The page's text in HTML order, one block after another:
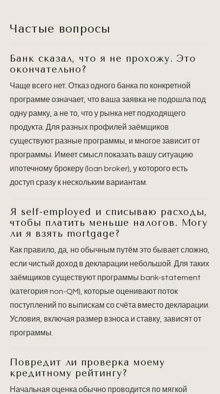
Частые вопросы
Банк сказал, что я не прохожу. Это
окончательно?
Чаще всего нет. Отказ одного банка по конкретной
программе означает, что ваша заявка не подошла под
одну рамку, а не то, что у рынка нет подходящего
продукта. Для разных профилей заёмщиков
существуют разные программы, и многое зависит от
программы. Имеет смысл показать вашу ситуацию
ипотечному брокеру (loan broker), у которого есть
доступ сразу к нескольким вариантам.
Я self-employed и списываю расходы,
чтобы платить меньше налогов. Могу
ли я взять mortgage?
Как правило, да, но обычным путём это бывает сложно,
если чистый доход в декларации небольшой. Для таких
заёмщиков существуют программы bank-statement
(категория non-QM), которые оценивают поток
поступлений по выпискам со счёта вместо декларации.
Условия, включая размер взноса и ставку, зависят от
программы.
Повредит ли проверка моему
кредитному рейтингу?
Начальная оценка обычно проводится по мягкой